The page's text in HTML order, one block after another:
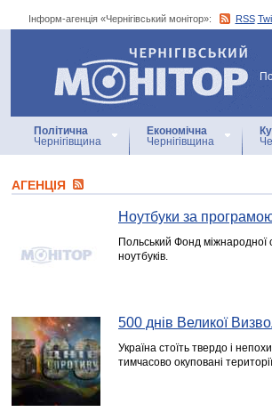
Інформ-агенція «Чернігівський монітор»: RSS
Інформ-агенція
«Чернігівський монітор»
Політична
Чернігівщина
Економічна
Чернігівщина
АГЕНЦIЯ
Ноутбуки за
Польський Фонд міжнародної
ноутбуків.
500 днів Великої
Україна стоїть твердо і
тимчасово окуповані